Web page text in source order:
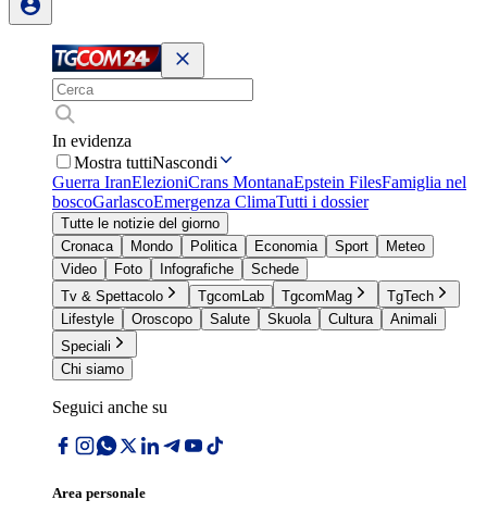
In evidenza
Mostra tuttiNascondi
Guerra IranElezioniCrans MontanaEpstein FilesFamiglia nel
boscoGarlascoEmergenza ClimaTutti i dossier
Tutte le notizie del giorno
Cronaca
Mondo Politica Economia Sport
Meteo
Video
Foto Infografiche
Schede
Tv & Spettacolo
TgcomLab TgcomMag
TgTech
Lifestyle
Oroscopo Salute Skuola Cultura
Animali
Speciali
Chi siamo
Seguici anche su
Area personale